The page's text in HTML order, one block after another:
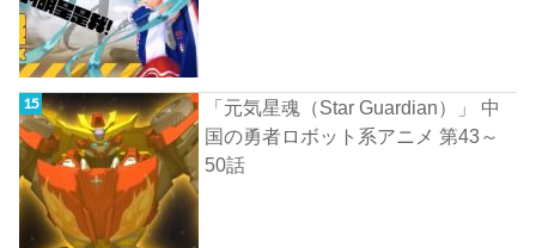
「元気星魂（Star Guardian）」 中
国の勇者ロボット系アニメ 第43～
50話